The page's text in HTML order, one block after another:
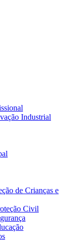
Industrial
de Crianças e
Civil